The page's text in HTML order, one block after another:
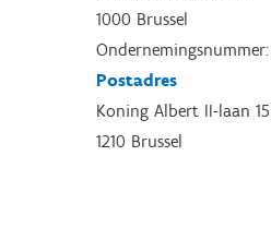
1000 Brussel
Ondernemingsnummer:
Postadres
Koning Albert II-laan
1210 Brussel